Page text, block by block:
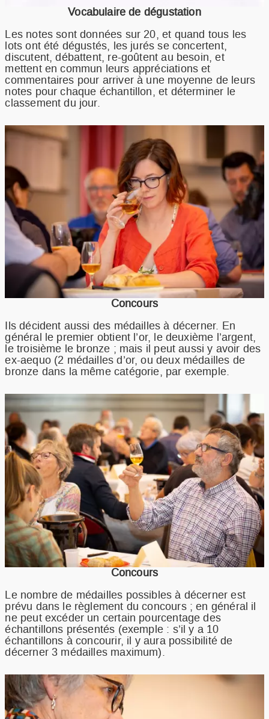
Vocabulaire de dégustation
Les notes sont données sur 20, et quand tous les
lots ont été dégustés, les jurés se concertent,
discutent, débattent, re-goûtent au besoin, et
mettent en commun leurs appréciations et
commentaires pour arriver à une moyenne de leurs
notes pour chaque échantillon, et déterminer le
classement du jour.
Concours
Ils décident aussi des médailles à décerner. En
général le premier obtient l’or, le deuxième l’argent,
le troisième le bronze ; mais il peut aussi y avoir des
ex-aequo (2 médailles d’or, ou deux médailles de
bronze dans la même catégorie, par exemple.
Concours
Le nombre de médailles possibles à décerner est
prévu dans le règlement du concours ; en général il
ne peut excéder un certain pourcentage des
échantillons présentés (exemple : s’il y a 10
échantillons à concourir, il y aura possibilité de
décerner 3 médailles maximum).